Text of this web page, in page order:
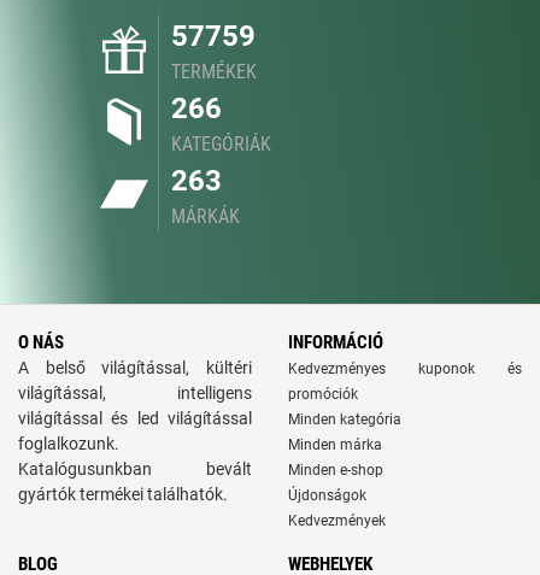
57759
TERMÉKEK
266
KATEGÓRIÁK
263
MÁRKÁK
O NÁS
A belső világítással, kültéri
világítással, intelligens
világítással és led világítással
foglalkozunk.
Katalógusunkban bevált
gyártók termékei találhatók.
INFORMÁCIÓ
Kedvezményes kuponok és
promóciók
Minden kategória
Minden márka
Minden e-shop
Újdonságok
Kedvezmények
BLOG WEBHELYEK